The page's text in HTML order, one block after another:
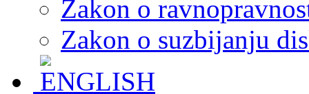
Zakon o
Zakon o suzbijanju